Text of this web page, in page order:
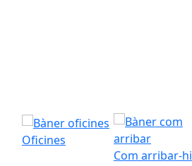
Oficines
Com arribar-hi